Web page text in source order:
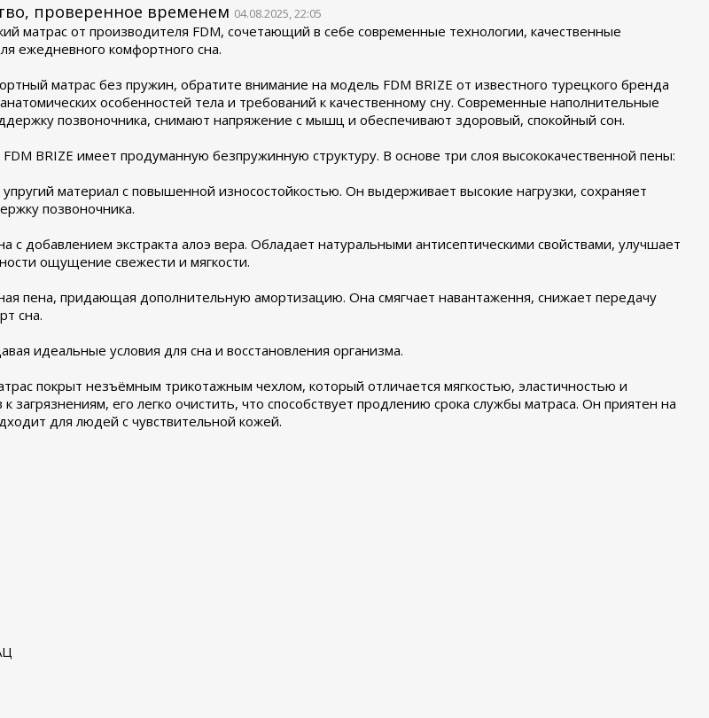
проверенное временем 04.08.2025, 22:05
матрас от производителя FDM, сочетающий в себе современные технологии, качественные
ежедневного комфортного сна.
матрас без пружин, обратите внимание на модель FDM BRIZE от известного турецкого бренда
особенностей тела и требований к качественному сну. Современные наполнительные
позвоночника, снимают напряжение с мышц и обеспечивают здоровый, спокойный сон.
BRIZE имеет продуманную безпружинную структуру. В основе три слоя высококачественной пены:
материал с повышенной износостойкостью. Он выдерживает высокие нагрузки, сохраняет
позвоночника.
добавлением экстракта алоэ вера. Обладает натуральными антисептическими свойствами, улучшает
ощущение свежести и мягкости.
пена, придающая дополнительную амортизацию. Она смягчает навантаження, снижает передачу
сна.
идеальные условия для сна и восстановления организма.
покрыт незъёмным трикотажным чехлом, который отличается мягкостью, эластичностью и
загрязнениям, его легко очистить, что способствует продлению срока службы матраса. Он приятен на
для людей с чувствительной кожей.